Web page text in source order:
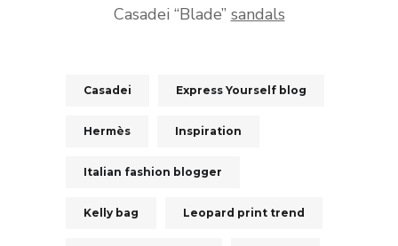
Casadei “Blade” sandals
Casadei Express Yourself blog
Hermès Inspiration
Italian fashion blogger
Kelly bag Leopard print trend